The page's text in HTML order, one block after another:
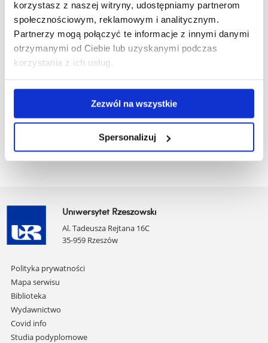
korzystasz z naszej witryny, udostępniamy partnerom
społecznościowym, reklamowym i analitycznym.
Partnerzy mogą połączyć te informacje z innymi danymi
otrzymanymi od Ciebie lub uzyskanymi podczas
korzystania z ich usług.
Zezwól na wszystkie
Spersonalizuj
mgr Maria
Stryżyk
1980
Uniwersytet Rzeszowski
Al. Tadeusza Rejtana 16C
35-959 Rzeszów
Pomiń
nawigację
i
przejdź
do
treści
Polityka prywatności
Mapa serwisu
Biblioteka
Wydawnictwo
Covid info
Studia podyplomowe